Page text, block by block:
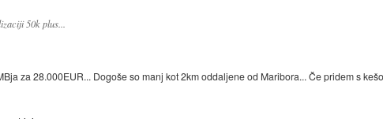
50k plus...
za 28.000EUR... Dogoše so manj kot 2km oddaljene od Maribora... Če pridem s